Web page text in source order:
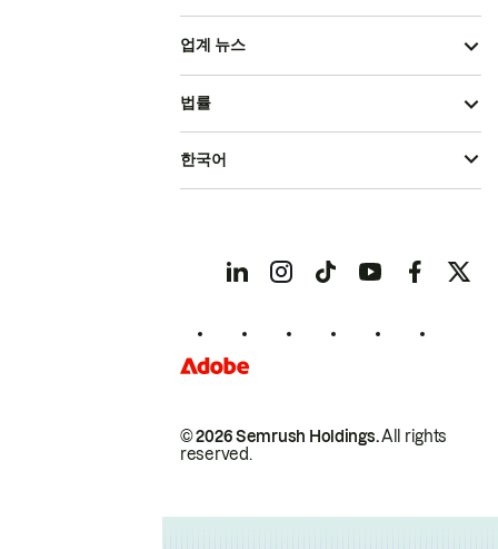
업계 뉴스
© 2026 Semrush Holdings.All rights
reserved.
법률
한국어